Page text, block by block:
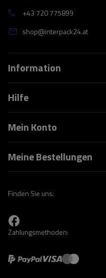
+43 720 775899
shop@interpack24.at
Information
Hilfe
Mein Konto
Meine Bestellungen
Finden Sie uns:
Zahlungsmethoden: